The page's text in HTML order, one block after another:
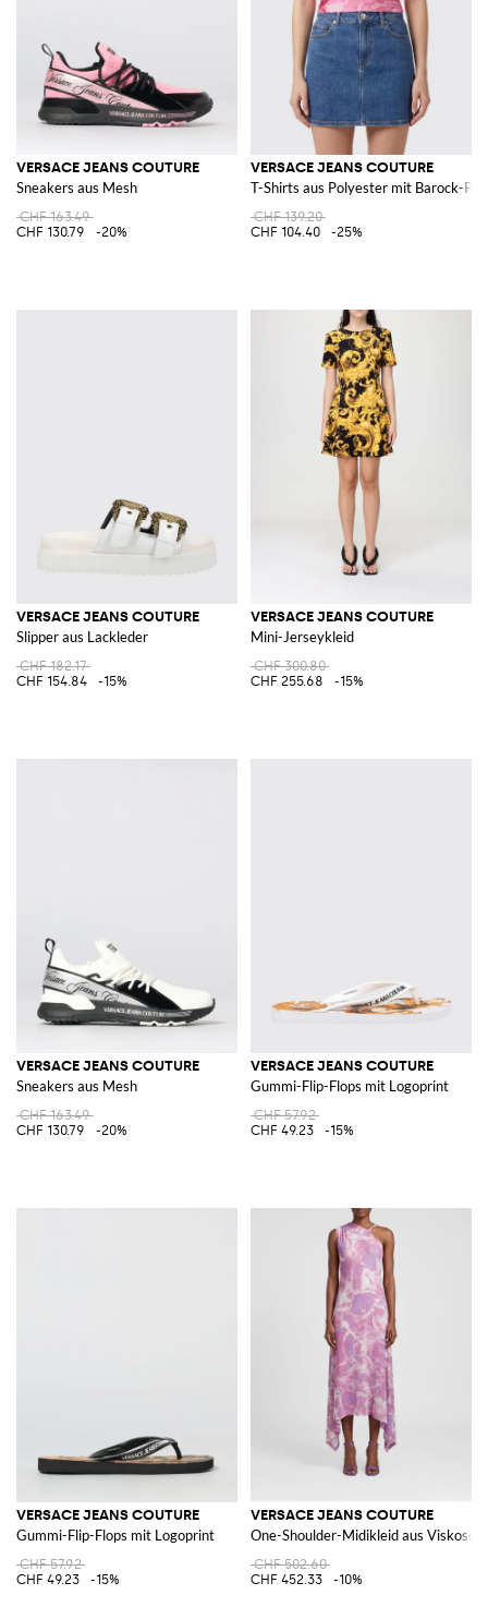
VERSACE JEANS COUTURE
Sneakers aus Mesh
CHF 163.49
CHF 130.79
-20%
VERSACE JEANS COUTURE
T-Shirts aus Polyester mit Barock-
CHF 139.20
CHF 104.40
-25%
VERSACE JEANS COUTURE
Slipper aus Lackleder
CHF 182.17
CHF 154.84
-15%
VERSACE JEANS COUTURE
Mini-Jerseykleid
CHF 300.80
CHF 255.68
-15%
VERSACE JEANS COUTURE
Sneakers aus Mesh
CHF 163.49
CHF 130.79
-20%
VERSACE JEANS COUTURE
Gummi-Flip-Flops mit Logoprint
CHF 57.92
CHF 49.23
-15%
VERSACE JEANS COUTURE
Gummi-Flip-Flops mit Logoprint
CHF 57.92
CHF 49.23
-15%
VERSACE JEANS COUTURE
One-Shoulder-Midikleid aus Viskose
CHF 502.60
CHF 452.33
-10%